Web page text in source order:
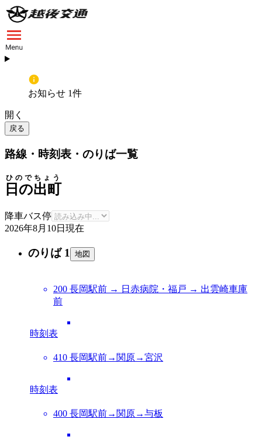
お知らせ 1件
開く
戻る
路線・時刻表・のりば一覧
日の出町
ひのでちょう
降車バス停
2026年8月10日 現在
のりば 1 地図
200 長岡駅前 → 日赤病院・福戸 → 出雲崎車庫
前
時刻表
410 長岡駅前→関原→宮沢
時刻表
400 長岡駅前→関原→与板